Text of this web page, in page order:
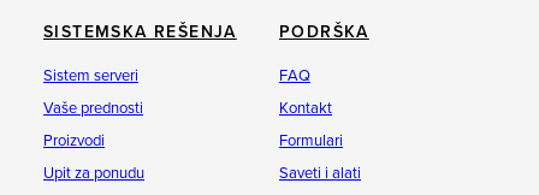
SISTEMSKA REŠENJA
Sistem serveri
Vaše prednosti
Proizvodi
Upit za ponudu
PODRŠKA
FAQ
Kontakt
Formulari
Saveti i alati